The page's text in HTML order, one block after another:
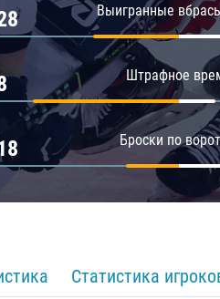
Выигранные
Штрафное
Броски по
Статистика